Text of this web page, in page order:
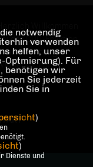
der CDU-Fraktion
notwendig
verwenden
helfen, unser
Optmierung). Für
benötigen wir
Sie jederzeit
Sie in
)
)
Dienste und